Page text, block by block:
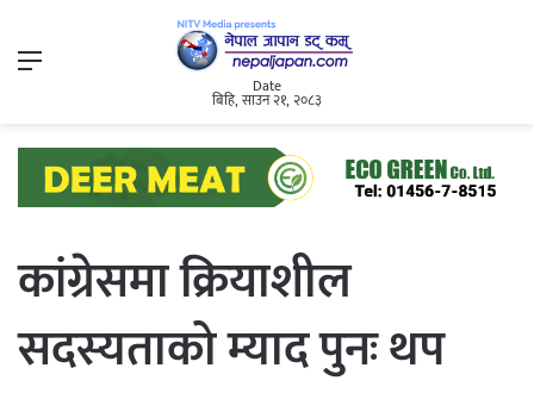
Menu
Date
बिहि, साउन २१, २०८३
कांग्रेसमा क्रियाशील
सदस्यताको म्याद पुनः थप